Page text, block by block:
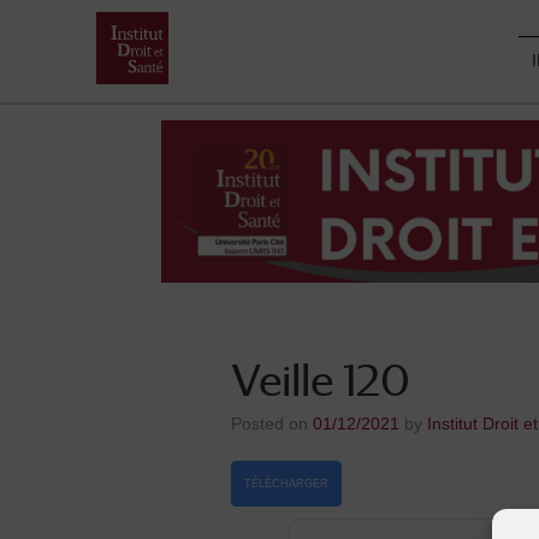
Veille 120
Posted on 01/12/2021 by Institut Droit
TÉLÉCHARGER